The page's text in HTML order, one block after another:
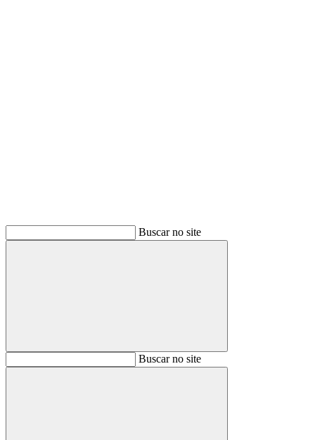
Buscar no site
BuscarBuscar no site